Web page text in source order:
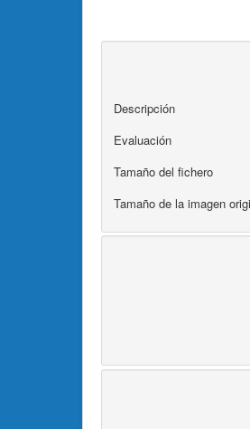
Descripción
Evaluación
Tamaño del fichero
Tamaño de la imagen